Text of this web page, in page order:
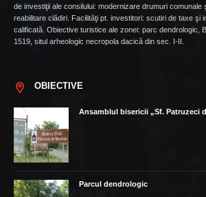
de investiţii ale consilului: modernizare drumuri comunale
reabilitare clădiri. Facilităţi pt. investitori: scutiri de taxe şi
calificată. Obiective turistice ale zonei: parc dendrologic,
1519, situl arheologic necropola dacică din sec. I-II.
OBIECTIVE
Ansamblul bisericii „Sf. Patruzeci
Parcul dendrologic